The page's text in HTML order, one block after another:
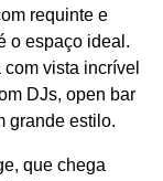
requinte e
o espaço ideal.
vista incrível
DJs, open bar
grande estilo.
que chega